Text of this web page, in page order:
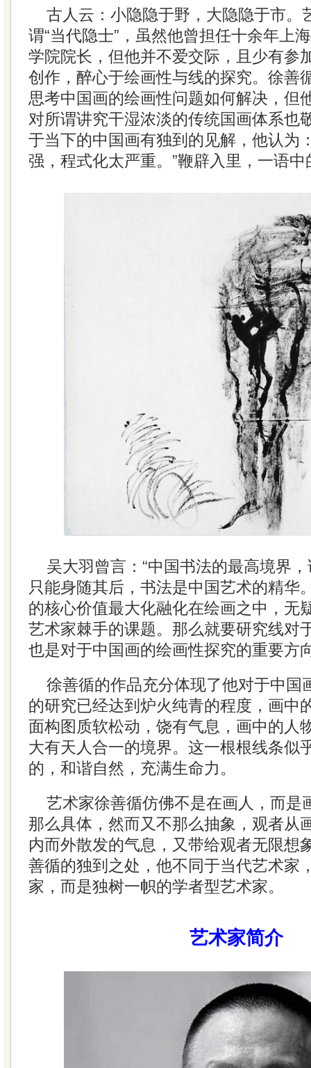
古人云：小隐隐于野，大隐隐于市。
谓“当代隐士”，虽然他曾担任十余年上
学院院长，但他并不爱交际，且少有参
创作，醉心于绘画性与线的探究。徐善
思考中国画的绘画性问题如何解决，但
对所谓讲究干湿浓淡的传统国画体系也
于当下的中国画有独到的见解，他认为
强，程式化太严重。”鞭辟入里，一语中
吴大羽曾言：“中国书法的最高境界
只能身随其后，书法是中国艺术的精华
的核心价值最大化融化在绘画之中，无
艺术家棘手的课题。那么就要研究线对
也是对于中国画的绘画性探究的重要方
徐善循的作品充分体现了他对于中国
的研究已经达到炉火纯青的程度，画中
面构图质软松动，饶有气息，画中的人
大有天人合一的境界。这一根根线条似
的，和谐自然，充满生命力。
艺术家徐善循仿佛不是在画人，而是
那么具体，然而又不那么抽象，观者从
内而外散发的气息，又带给观者无限想
善循的独到之处，他不同于当代艺术家
家，而是独树一帜的学者型艺术家。
艺术家简介